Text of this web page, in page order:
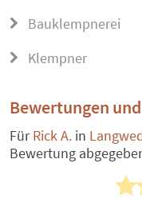
Bauklempnerei
Klempner
Bewertungen
FürRick A. in
Bewertung